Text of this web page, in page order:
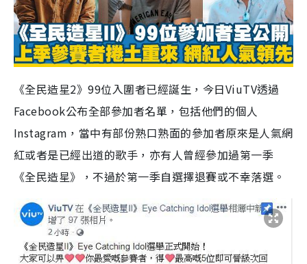
《全民造星2》99位入圍者已經誕生，今日ViuTV透過
Facebook公布全部參加者名單，包括他們的個人
Instagram，當中有部份熟口熟面的參加者原來是人氣網
紅或者是已經出道的歌手，亦有人曾經參加過第一季
《全民造星》，不過於第一季自選擇退賽或不幸落選。